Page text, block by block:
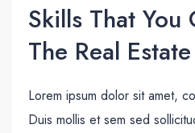
Skills That You
The Real
Lorem ipsum dolor sit amet,
Duis mollis et sem sed